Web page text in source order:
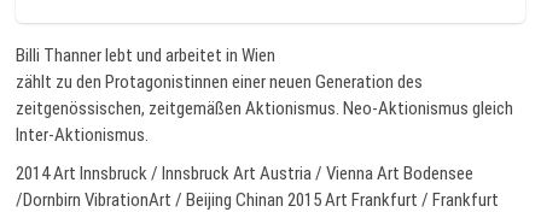
Billi Thanner lebt und arbeitet in Wien
zählt zu den Protagonistinnen einer neuen Generation des
zeitgenössischen, zeitgemäßen Aktionismus. Neo-Aktionismus gleich
Inter-Aktionismus.
2014 Art Innsbruck / Innsbruck Art Austria / Vienna Art Bodensee
/Dornbirn VibrationArt / Beijing Chinan 2015 Art Frankfurt / Frankfurt